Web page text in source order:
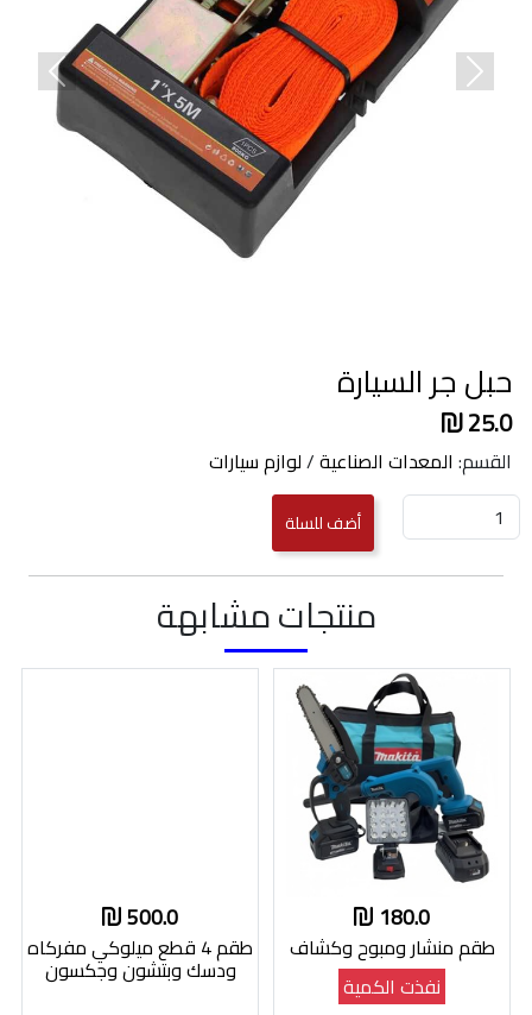
Next
حبل جر السيارة
25.0
القسم: المعدات الصناعية/لوازم سيارات
منتجات مشابهة
180.0
طقم منشار ومبوح وكشاف
نفذت الكمية
500.0
طقم 4 قطع ميلوكي مفركاه
ودسك وبتشون وجكسون